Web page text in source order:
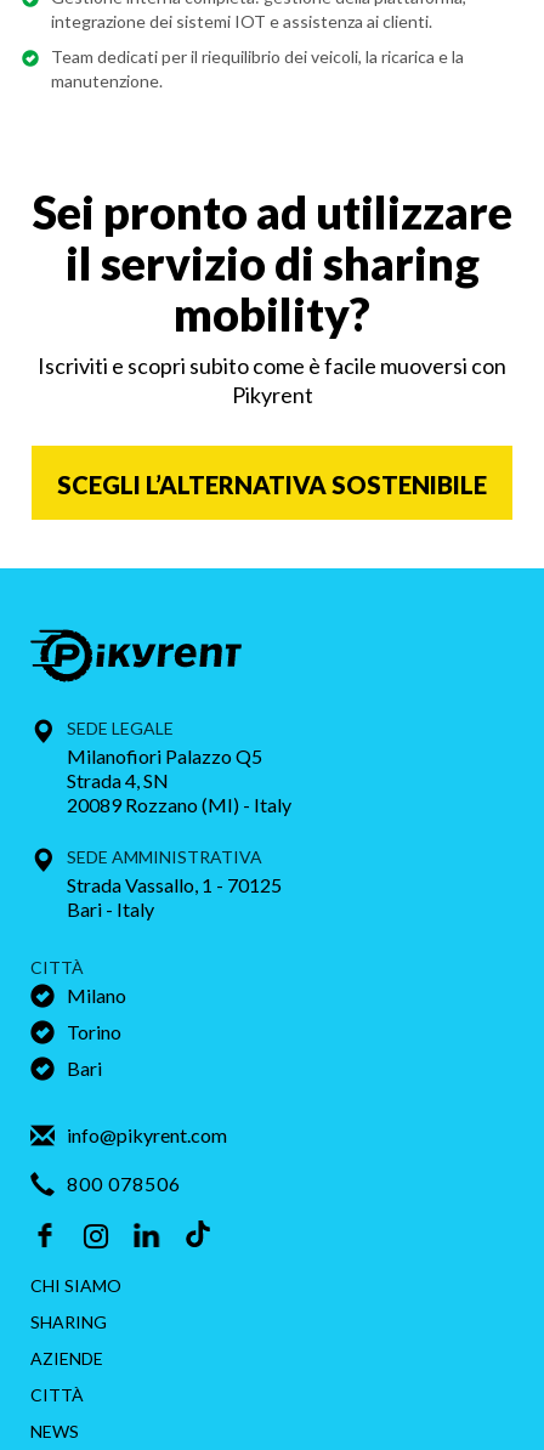
integrazione dei sistemi IOT e assistenza ai clienti.
Team dedicati per il riequilibrio dei veicoli, la ricarica e la
manutenzione.
Sei pronto ad utilizzare
il servizio di sharing
mobility?
Iscriviti e scopri subito come è facile muoversi con
Pikyrent
SCEGLI L’ALTERNATIVA SOSTENIBILE
SEDE LEGALE
Milanofiori Palazzo Q5
Strada 4, SN
20089 Rozzano (MI) - Italy
SEDE AMMINISTRATIVA
Strada Vassallo, 1 - 70125
Bari - Italy
CITTÀ
Milano
Torino
Bari
info@pikyrent.com
800 078506
Pikyrent su Facebook
Pikyrent su Instagram
Pikyrent su LinkedIn
CHI SIAMO
SHARING
AZIENDE
CITTÀ
NEWS